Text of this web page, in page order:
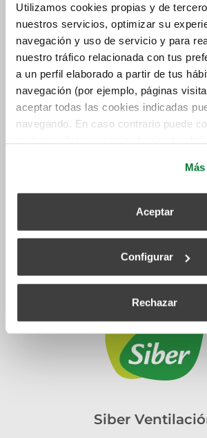
Utilizamos cookies propias y de
nuestros servicios, optimizar su
navegación y uso de servicio y para
nuestro tráfico relacionada con tus
a un perfil elaborado a partir de tus
navegación (por ejemplo, páginas
aceptar todas las cookies indicadas
navegando. En caso contrario puede
Aceptar
Configurar
Rechazar
detectores de humedad, que por
económico nos indican en interiores
concreto en cada momento.
Siber